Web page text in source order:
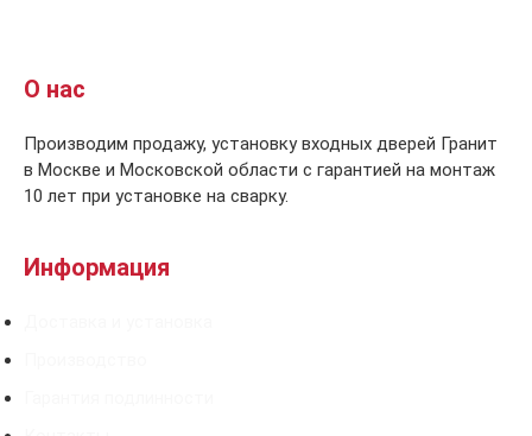
О нас
Производим продажу, установку входных дверей Гранит
в Москве и Московской области с гарантией на монтаж
10 лет при установке на сварку.
Информация